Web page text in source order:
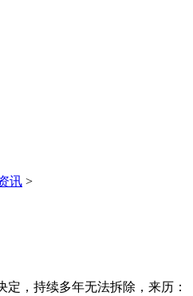
讯 >
，持续多年无法拆除，来历：